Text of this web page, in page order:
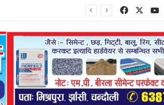
Facebook